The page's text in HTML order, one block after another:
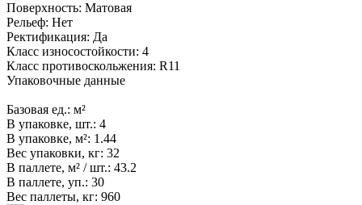
Поверхность: Матовая
Рельеф: Нет
Ректификация: Да
Класс износостойкости: 4
Класс противоскольжения: R11
Упаковочные данные
Базовая ед.: м²
В упаковке, шт.: 4
В упаковке, м²: 1.44
Вес упаковки, кг: 32
В паллете, м² / шт.: 43.2
В паллете, уп.: 30
Вес паллеты, кг: 960